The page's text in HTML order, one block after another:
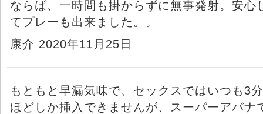
ならば、一時間も掛からずに無事発射。安心
てプレーも出来ました。。
康介 2020年11月25日
もともと早漏気味で、セックスではいつも3分
ほどしか挿入できませんが、スーパーアバナ